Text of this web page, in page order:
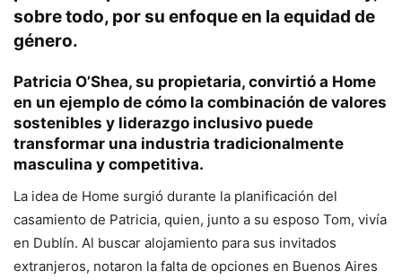
sobre todo, por su enfoque en la equidad de
género.
Patricia O’Shea, su propietaria, convirtió a Home
en un ejemplo de cómo la combinación de valores
sostenibles y liderazgo inclusivo puede
transformar una industria tradicionalmente
masculina y competitiva.
La idea de Home surgió durante la planificación del
casamiento de Patricia, quien, junto a su esposo Tom, vivía
en Dublín. Al buscar alojamiento para sus invitados
extranjeros, notaron la falta de opciones en Buenos Aires